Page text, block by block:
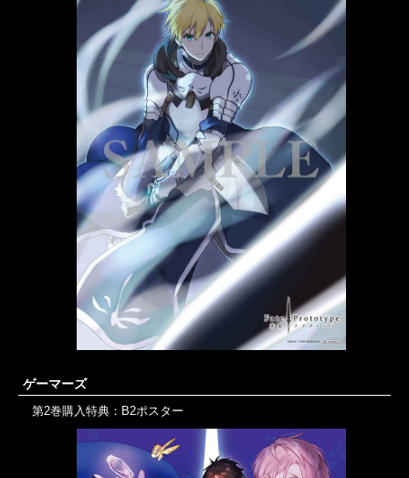
ゲーマーズ
第2巻購入特典：B2ポスター